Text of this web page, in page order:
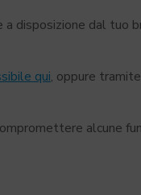
disposizione dal
qui, oppure
alcune